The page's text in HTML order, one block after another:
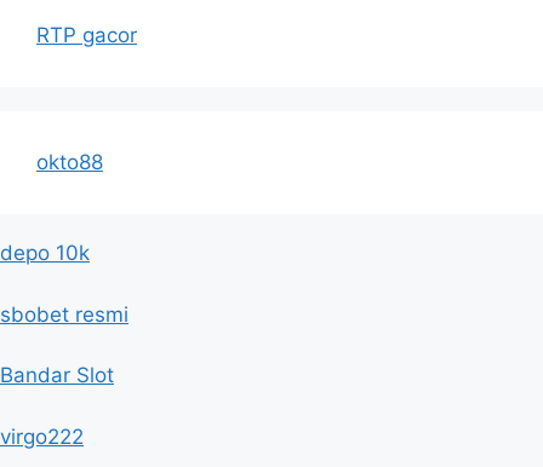
RTP gacor
okto88
depo 10k
sbobet resmi
Bandar Slot
virgo222